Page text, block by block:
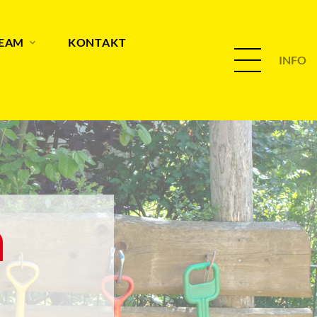
KONTAKT
INFO